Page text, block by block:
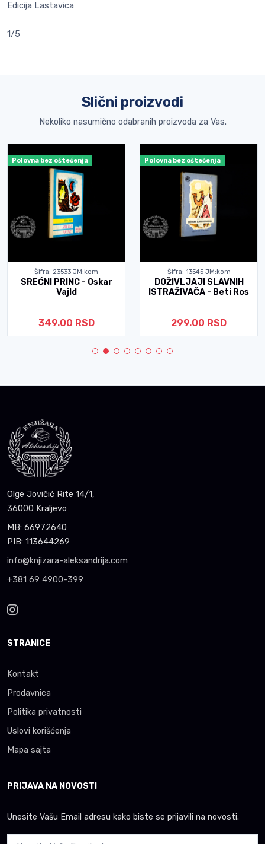
Edicija Lastavica
1/5
Slični proizvodi
Nekoliko nasumično odabranih proizvoda za Vas.
Polovna bez oštećenja
Šifra: 23533 JM:kom
SREĆNI PRINC - Oskar
Vajld
349.00 RSD
Polovna bez oštećenja
Šifra: 13545 JM:kom
DOŽIVLJAJI SLAVNIH
ISTRAŽIVAČA - Beti Ros
299.00 RSD
Olge Jovičić Rite 14/1,
36000 Kraljevo
MB: 66972640
PIB: 113644269
info@knjizara-aleksandrija.com
+381 69 4900-399
STRANICE
Kontakt
Prodavnica
Politika privatnosti
Uslovi korišćenja
Mapa sajta
PRIJAVA NA NOVOSTI
Unesite Vašu Email adresu kako biste se prijavili na novosti.